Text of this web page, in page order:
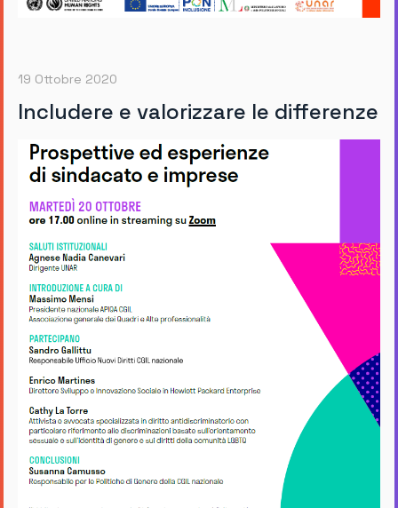
19 Ottobre 2020
Includere e valorizzare le differenze